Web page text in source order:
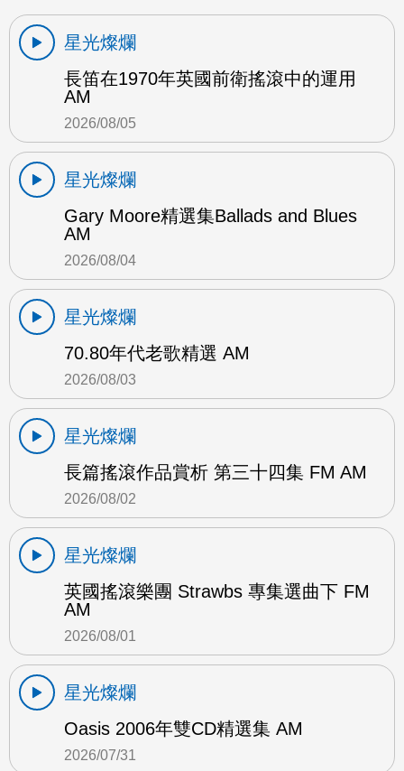
星光燦爛
長笛在1970年英國前衛搖滾中的運用
AM
2026/08/05
星光燦爛
Gary Moore精選集Ballads and Blues
AM
2026/08/04
星光燦爛
70.80年代老歌精選 AM
2026/08/03
星光燦爛
長篇搖滾作品賞析 第三十四集 FM AM
2026/08/02
星光燦爛
英國搖滾樂團 Strawbs 專集選曲下 FM
AM
2026/08/01
星光燦爛
Oasis 2006年雙CD精選集 AM
2026/07/31